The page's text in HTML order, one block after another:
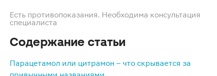
Есть противопоказания. Необходима консультация
специалиста
Содержание статьи
Парацетамол или цитрамон – что скрывается за